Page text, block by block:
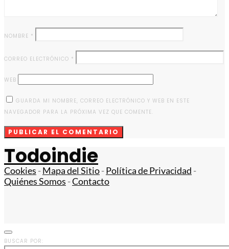
NOMBRE *
CORREO ELECTRÓNICO *
WEB
GUARDA MI NOMBRE, CORREO ELECTRÓNICO Y WEB EN ESTE
NAVEGADOR PARA LA PRÓXIMA VEZ QUE COMENTE.
Todoindie
Cookies -Mapa del Sitio-Política de Privacidad -
Quiénes Somos -Contacto
BUSCAR POR: